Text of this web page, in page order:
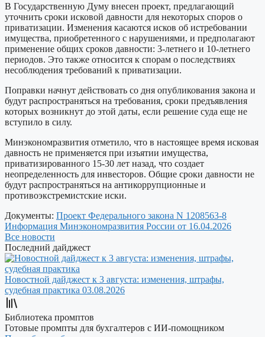
В Государственную Думу внесен проект, предлагающий
уточнить сроки исковой давности для некоторых споров о
приватизации. Изменения касаются исков об истребовании
имущества, приобретенного с нарушениями, и предполагают
применение общих сроков давности: 3-летнего и 10-летнего
периодов. Это также относится к спорам о последствиях
несоблюдения требований к приватизации.
Поправки начнут действовать со дня опубликования закона и
будут распространяться на требования, сроки предъявления
которых возникнут до этой даты, если решение суда еще не
вступило в силу.
Минэкономразвития отметило, что в настоящее время исковая
давность не применяется при изъятии имущества,
приватизированного 15-30 лет назад, что создает
неопределенность для инвесторов. Общие сроки давности не
будут распространяться на антикоррупционные и
противоэкстремистские иски.
Документы: Проект Федерального закона N 1208563-8
Информация Минэкономразвития России от 16.04.2026
Все новости
Последний дайджест
Новостной дайджест к 3 августа: изменения, штрафы,
судебная практика 03.08.2026
Библиотека промптов
Готовые промпты для бухгалтеров с ИИ-помощником